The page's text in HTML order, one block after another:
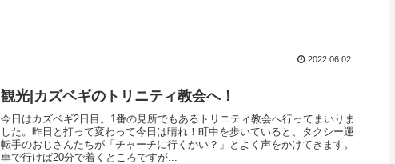
2022.06.02
観光|カズベギのトリニティ教会へ！
今日はカズベギ2日目。1番の見所でもあるトリニティ教会へ行ってまいりま
した。昨日と打って変わって今日は晴れ！町中を歩いていると、タクシー運
転手のおじさんたちが「チャーチに行くかい？」とよく声をかけてきます。
車で行けば20分で着くところですが...